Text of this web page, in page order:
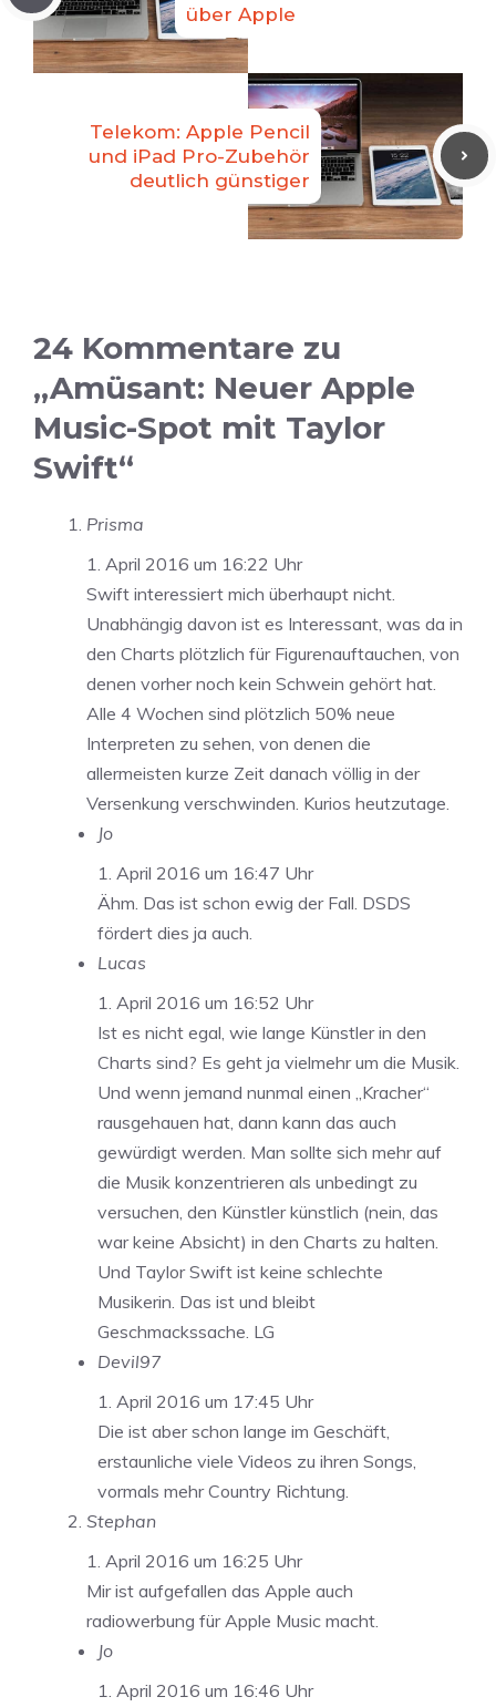
über Apple
Telekom: Apple Pencil
und iPad Pro-Zubehör
deutlich günstiger
24 Kommentare zu
„Amüsant: Neuer Apple
Music-Spot mit Taylor
Swift“
Prisma
1. April 2016 um 16:22 Uhr
Swift interessiert mich überhaupt nicht.
Unabhängig davon ist es Interessant, was da in
den Charts plötzlich für Figurenauftauchen, von
denen vorher noch kein Schwein gehört hat.
Alle 4 Wochen sind plötzlich 50% neue
Interpreten zu sehen, von denen die
allermeisten kurze Zeit danach völlig in der
Versenkung verschwinden. Kurios heutzutage.
Jo
1. April 2016 um 16:47 Uhr
Ähm. Das ist schon ewig der Fall. DSDS
fördert dies ja auch.
Lucas
1. April 2016 um 16:52 Uhr
Ist es nicht egal, wie lange Künstler in den
Charts sind? Es geht ja vielmehr um die Musik.
Und wenn jemand nunmal einen „Kracher“
rausgehauen hat, dann kann das auch
gewürdigt werden. Man sollte sich mehr auf
die Musik konzentrieren als unbedingt zu
versuchen, den Künstler künstlich (nein, das
war keine Absicht) in den Charts zu halten.
Und Taylor Swift ist keine schlechte
Musikerin. Das ist und bleibt
Geschmackssache. LG
Devil97
1. April 2016 um 17:45 Uhr
Die ist aber schon lange im Geschäft,
erstaunliche viele Videos zu ihren Songs,
vormals mehr Country Richtung.
Stephan
1. April 2016 um 16:25 Uhr
Mir ist aufgefallen das Apple auch
radiowerbung für Apple Music macht.
Jo
1. April 2016 um 16:46 Uhr